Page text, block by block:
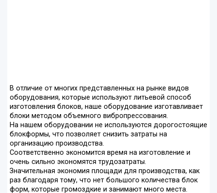
В отличие от многих представленных на рынке видов
оборудования, которые используют литьевой способ
изготовления блоков, наше оборудование изготавливает
блоки методом объемного вибропрессования.
На нашем оборудовании не используются дорогостоящие
блокформы, что позволяет снизить затраты на
организацию производства.
Соответственно экономится время на изготовление и
очень сильно экономятся трудозатраты.
Значительная экономия площади для производства, как
раз благодаря тому, что нет большого количества блок
форм, которые громоздкие и занимают много места.